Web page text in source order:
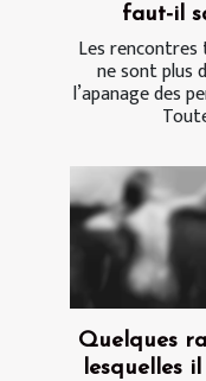
faut-il
Les rencontres
ne sont plus
l’apanage des
Quelques
lesquelles